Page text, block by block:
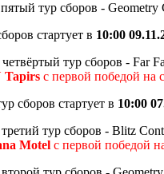
тур сборов - Geometry
стартует в 10:00
тур сборов - Far
Tapirs с первой победой на
сборов стартует в 10:00
тур сборов - Blitz
Motel с первой победой